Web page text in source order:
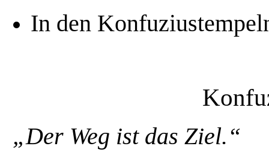
In den
„Der Weg ist das Ziel.“